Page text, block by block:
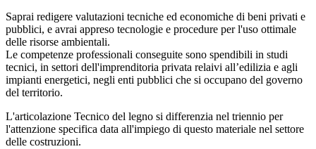
Saprai redigere valutazioni tecniche ed economiche di beni privati e
pubblici, e avrai appreso tecnologie e procedure per l'uso ottimale
delle risorse ambientali.
Le competenze professionali conseguite sono spendibili in studi
tecnici, in settori dell'imprenditoria privata relaivi all’edilizia e agli
impianti energetici, negli enti pubblici che si occupano del governo
del territorio.
L'articolazione Tecnico del legno si differenzia nel triennio per
l'attenzione specifica data all'impiego di questo materiale nel settore
delle costruzioni.